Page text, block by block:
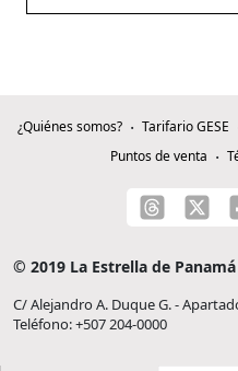
¿Quiénes somos? Tarifario GESE
Puntos de venta
© 2019 La Estrella de Panamá
C/ Alejandro A. Duque G. -
Teléfono: +507 204-0000